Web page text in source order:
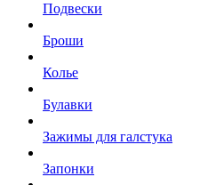
Подвески
Броши
Колье
Булавки
Зажимы для галстука
Запонки